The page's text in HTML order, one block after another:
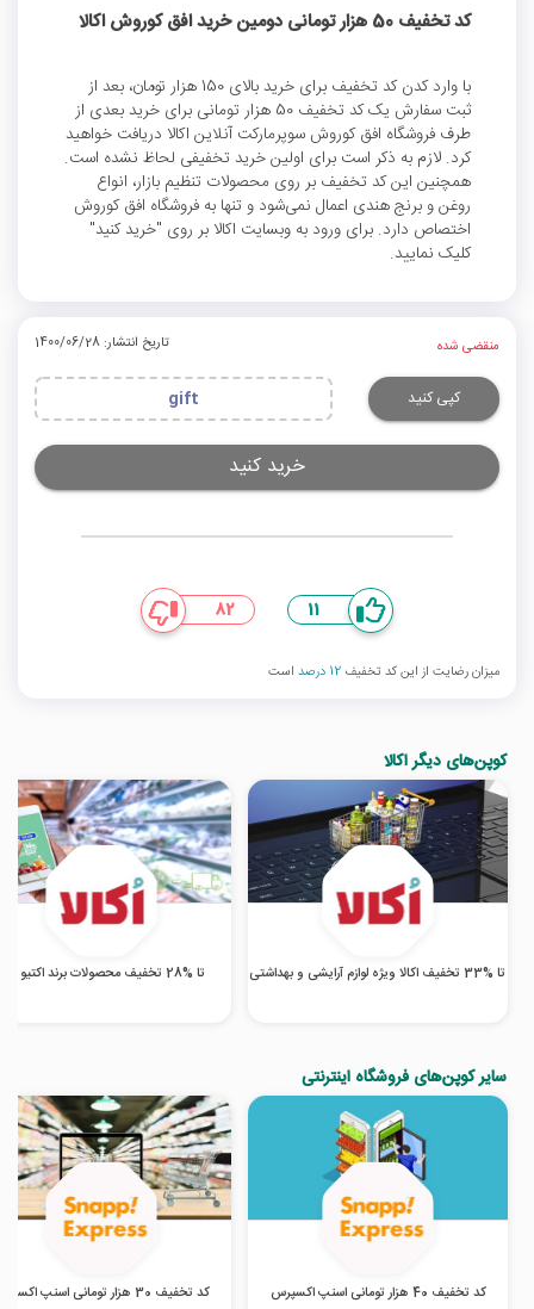
کد تخفیف 50 هزار تومانی دومین خرید افق کوروش اکالا
با وارد کدن کد تخفیف برای خرید بالای 150 هزار تومان، بعد از
ثبت سفارش یک کد تخفیف 50 هزار تومانی برای خرید بعدی از
طرف فروشگاه افق کوروش سوپرمارکت آنلاین اکالا دریافت خواهید
کرد. لازم به ذکر است برای اولین خرید تخفیفی لحاظ نشده است.
همچنین این کد تخفیف بر روی محصولات تنظیم بازار، انواع
روغن و برنج هندی اعمال نمی‌شود و تنها به فروشگاه افق کوروش
اختصاص دارد. برای ورود به وبسایت اکالا بر روی "خرید کنید"
کلیک نمایید.
منقضی شده تاریخ انتشار: 1400/06/28
کپی کنید gift
خرید کنید
11
82
میزان رضایت از این کد تخفیف 12 درصد است
کوپن‌های دیگر اکالا
تا %33 تخفیف اکالا ویژه لوازم آرایشی و بهداشتی تا %28 تخفیف محصولات برند اکتیو اکالا
سایر کوپن‌های فروشگاه اینترنتی
کد تخفیف 40 هزار تومانی اسنپ اکسپرس کد تخفیف 30 هزار تومانی اسنپ اکسپرس